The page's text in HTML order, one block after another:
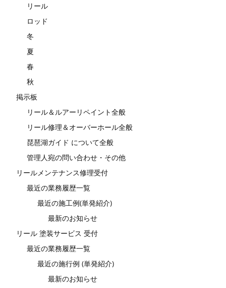
リール
ロッド
冬
夏
春
秋
掲示板
リール＆ルアーリペイント全般
リール修理＆オーバーホール全般
琵琶湖ガイド について全般
管理人宛の問い合わせ・その他
リールメンテナンス修理受付
最近の業務履歴一覧
最近の施工例(単発紹介)
最新のお知らせ
リール 塗装サービス 受付
最近の業務履歴一覧
最近の施行例 (単発紹介)
最新のお知らせ